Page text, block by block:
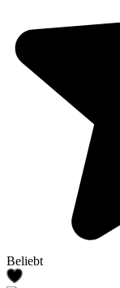
Beliebt